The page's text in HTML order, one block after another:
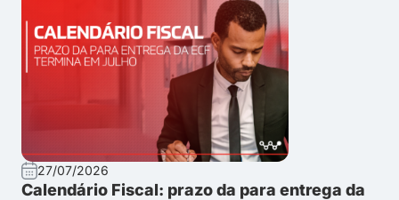
27/07/2026
Calendário Fiscal: prazo da para entrega da